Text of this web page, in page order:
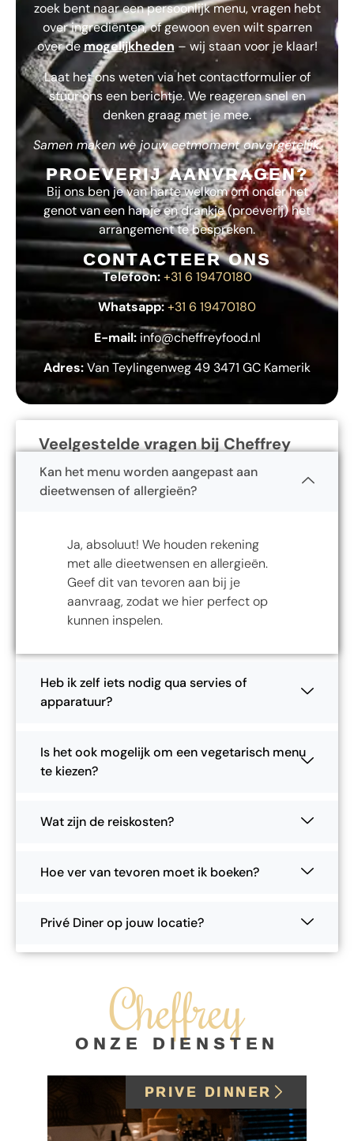
zoek bent naar een persoonlijk menu, vragen hebt
over ingrediënten, of gewoon even wilt sparren
over demogelijkheden – wij staan voor je klaar!
Laat het ons weten via het contactformulier of
stuur ons een berichtje. We reageren snel en
denken graag met je mee.
Samen maken we jouw eetmoment onvergetelijk.
PROEVERIJ AANVRAGEN?
Bij ons ben je van harte welkom om onder het
genot van een hapje en drankje (proeverij) het
arrangement te bespreken.
CONTACTEER ONS
Telefoon: +31 6 19470180
Whatsapp:+31 6 19470180
E-mail: info@cheffreyfood.nl
Adres:Van Teylingenweg 49 3471 GC Kamerik
Veelgestelde vragen bij Cheffrey
Kan het menu worden aangepast aan
dieetwensen of allergieën?
Ja, absoluut! We houden rekening
met alle dieetwensen en allergieën.
Geef dit van tevoren aan bij je
aanvraag, zodat we hier perfect op
kunnen inspelen.
Heb ik zelf iets nodig qua servies of
apparatuur?
Is het ook mogelijk om een vegetarisch menu
te kiezen?
Wat zijn de reiskosten?
Hoe ver van tevoren moet ik boeken?
Privé Diner op jouw locatie?
Cheffrey
ONZE DIENSTEN
PRIVE DINNER